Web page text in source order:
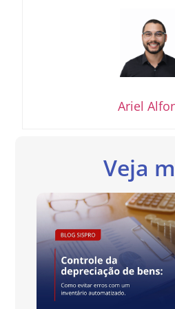
Ariel
Veja